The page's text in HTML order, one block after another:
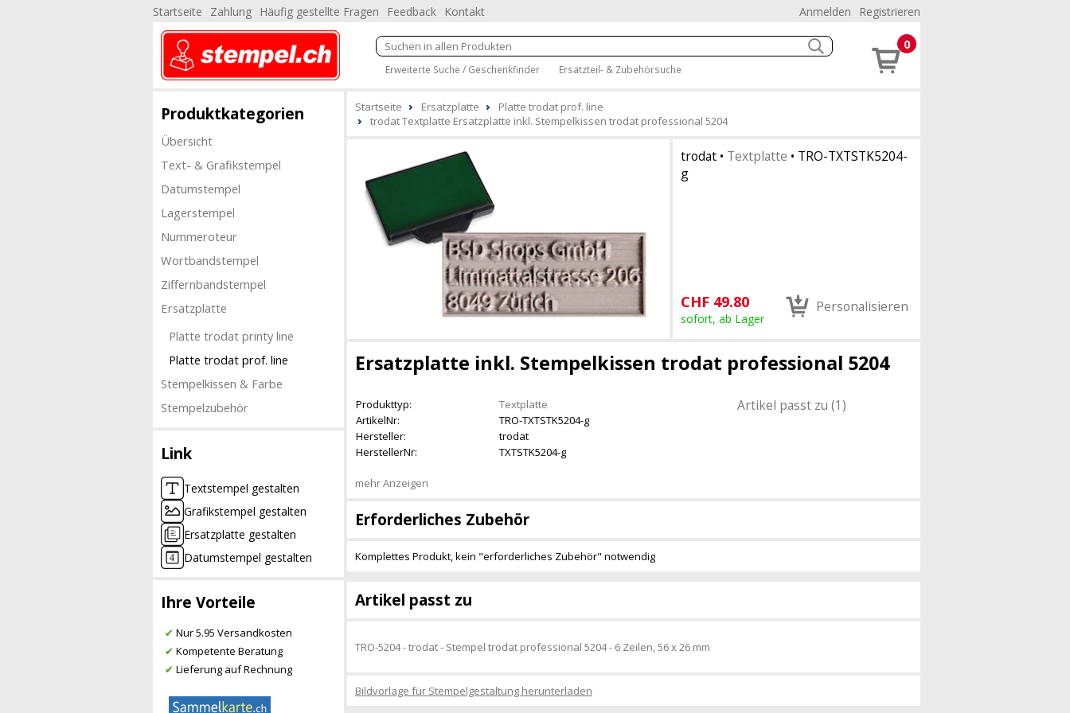
Startseite Zahlung Häufig gestellte Fragen Feedback Kontakt Anmelden Registrieren
Erweiterte Suche / Geschenkfinder Ersatzteil- & Zubehörsuche
0
Produktkategorien
Übersicht
Text- & Grafikstempel
Datumstempel
Lagerstempel
Nummeroteur
Wortbandstempel
Ziffernbandstempel
Ersatzplatte
Platte trodat printy line
Platte trodat prof. line
Stempelkissen & Farbe
Stempelzubehör
Link
Textstempel gestalten
Grafikstempel gestalten
Ersatzplatte gestalten
Datumstempel gestalten
Ihre Vorteile
✔ Nur 5.95 Versandkosten
✔ Kompetente Beratung
✔ Lieferung auf Rechnung
Startseite Ersatzplatte
Platte trodat prof. line
trodat Textplatte Ersatzplatte inkl. Stempelkissen trodat professional 5204
trodat• Textplatte • TRO-TXTSTK5204-
g
CHF 49.80
sofort, ab Lager
Personalisieren
Ersatzplatte inkl. Stempelkissen trodat professional 5204
Produkttyp:
Textplatte
ArtikelNr:
TRO-TXTSTK5204-g
Hersteller:
trodat
HerstellerNr:
TXTSTK5204-g
Artikel passt zu (1)
mehr Anzeigen
Erforderliches Zubehör
Komplettes Produkt, kein "erforderliches Zubehör" notwendig
Artikel passt zu
TRO-5204 - trodat - Stempel trodat professional 5204 - 6 Zeilen, 56 x 26 mm
Bildvorlage für Stempelgestaltung herunterladen